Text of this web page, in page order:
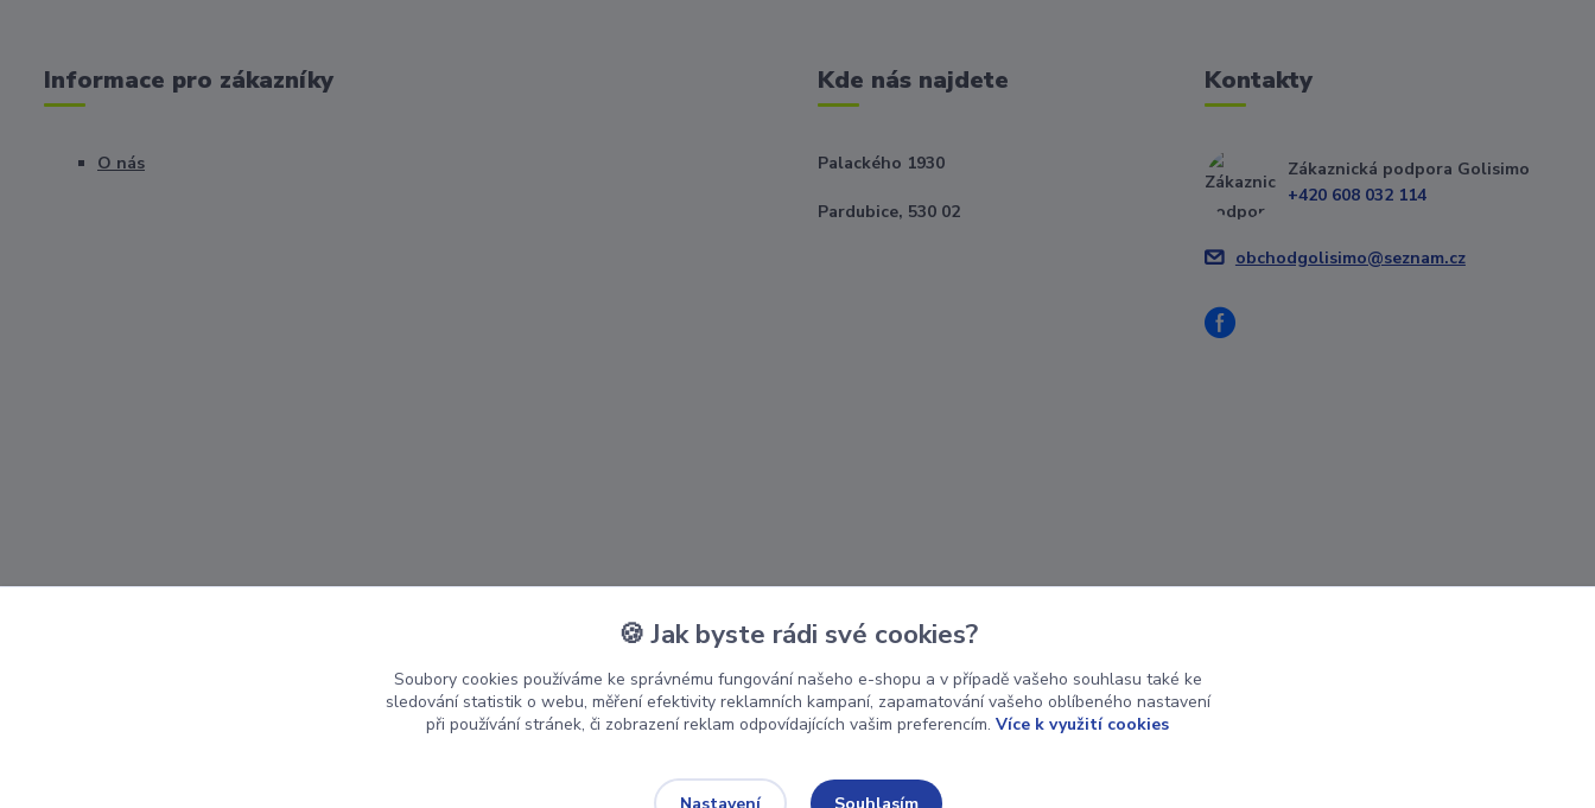
Informace pro zákazníky
O nás
Kde nás najdete
Palackého 1930
Pardubice, 530 02
Kontakty
Zákaznická podpora Golisimo
+420 608 032 114
obchodgolisimo@seznam.cz
🍪 Jak byste rádi své cookies?
Soubory cookies používáme ke správnému fungování našeho e-shopu a v případě vašeho souhlasu také ke
sledování statistik o webu, měření efektivity reklamních kampaní, zapamatování vašeho oblíbeného nastavení
při používání stránek, či zobrazení reklam odpovídajících vašim preferencím. Více k využití cookies
Souhlasím